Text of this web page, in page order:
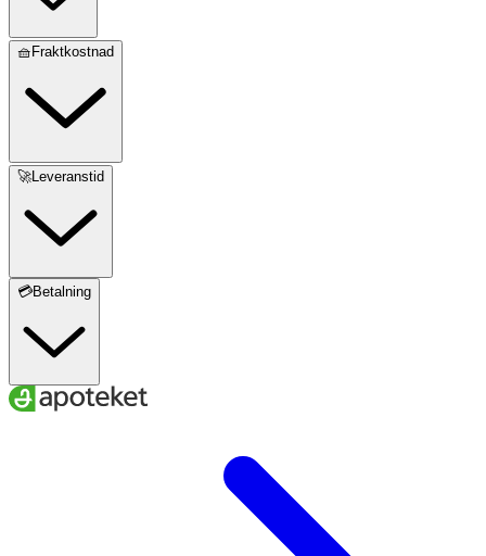
🧺Fraktkostnad
🚀Leveranstid
💳Betalning